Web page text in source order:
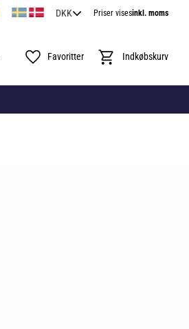
Priser visesinkl. moms
Favoritter Indkøbskurv